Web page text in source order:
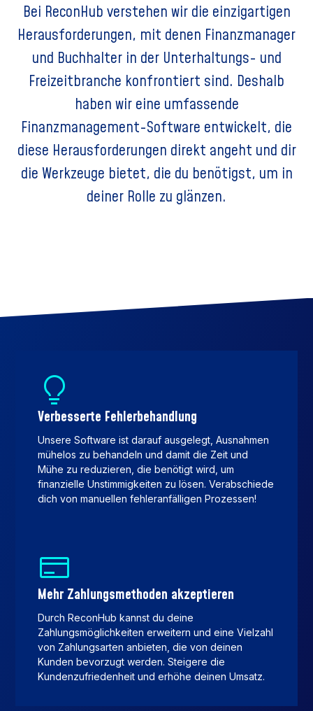
Bei ReconHub verstehen wir die einzigartigen
Herausforderungen, mit denen Finanzmanager
und Buchhalter in der Unterhaltungs- und
Freizeitbranche konfrontiert sind. Deshalb
haben wir eine umfassende
Finanzmanagement-Software entwickelt, die
diese Herausforderungen direkt angeht und dir
die Werkzeuge bietet, die du benötigst, um in
deiner Rolle zu glänzen.
Verbesserte Fehlerbehandlung
Unsere Software ist darauf ausgelegt, Ausnahmen
mühelos zu behandeln und damit die Zeit und
Mühe zu reduzieren, die benötigt wird, um
finanzielle Unstimmigkeiten zu lösen. Verabschiede
dich von manuellen fehleranfälligen Prozessen!
Mehr Zahlungsmethoden akzeptieren
Durch ReconHub kannst du deine
Zahlungsmöglichkeiten erweitern und eine Vielzahl
von Zahlungsarten anbieten, die von deinen
Kunden bevorzugt werden. Steigere die
Kundenzufriedenheit und erhöhe deinen Umsatz.